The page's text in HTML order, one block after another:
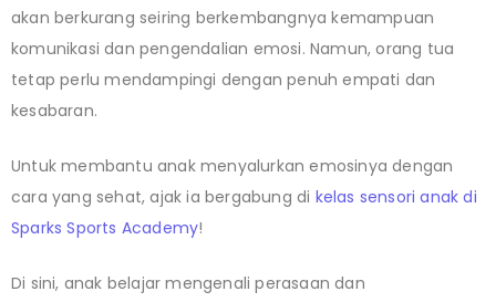
akan berkurang seiring berkembangnya kemampuan
komunikasi dan pengendalian emosi. Namun, orang tua
tetap perlu mendampingi dengan penuh empati dan
kesabaran.
Untuk membantu anak menyalurkan emosinya dengan
cara yang sehat, ajak ia bergabung di kelas sensori anak di
Sparks Sports Academy!
Di sini, anak belajar mengenali perasaan dan